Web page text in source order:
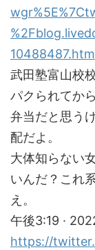
武田塾富山校
パクられてか
弁当だと思う
配だよ。
大体知らない
いんだ？これ
え。
午後3:19 ·
https://